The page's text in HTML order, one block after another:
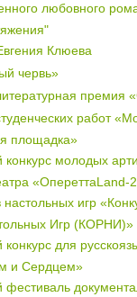
любовного
Клюева
червь»
премия
работ
площадка»
молодых
«ОпереттаLand-
настольных игр
Игр (КОРНИ)»
для
и Сердцем»